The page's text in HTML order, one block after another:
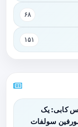
۶۸
۱۵۱
کابی: یک
سولفات